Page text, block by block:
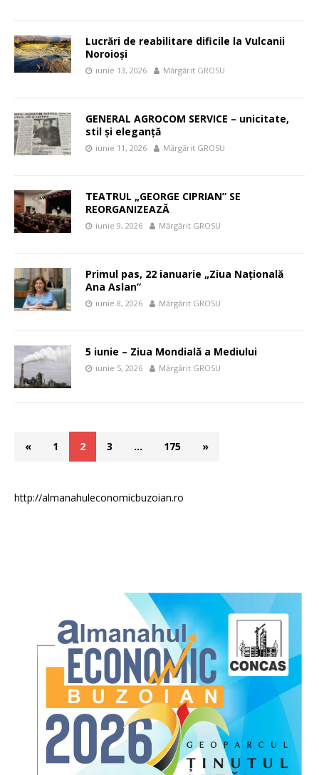
Lucrări de reabilitare dificile la Vulcanii
Noroioși
iunie 13, 2026 Mărgărit GROSU
GENERAL AGROCOM SERVICE – unicitate,
stil și eleganță
iunie 11, 2026 Mărgărit GROSU
TEATRUL „GEORGE CIPRIAN” SE
REORGANIZEAZĂ
iunie 9, 2026 Mărgărit GROSU
Primul pas, 22 ianuarie „Ziua Națională
Ana Aslan”
iunie 8, 2026 Mărgărit GROSU
5 iunie – Ziua Mondială a Mediului
iunie 5, 2026 Mărgărit GROSU
« 1 2 3 … 175 »
http://almanahuleconomicbuzoian.ro